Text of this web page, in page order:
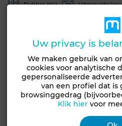
Dubbel glas Uitgeruste
Zie meer foto's
Uw privacy is
We maken gebruik van
cookies voor analytische
gepersonaliseerde
van een profiel dat is
browsinggedrag
Klik hiervoor